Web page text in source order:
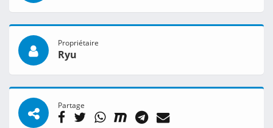
Propriétaire
Ryu
Partage